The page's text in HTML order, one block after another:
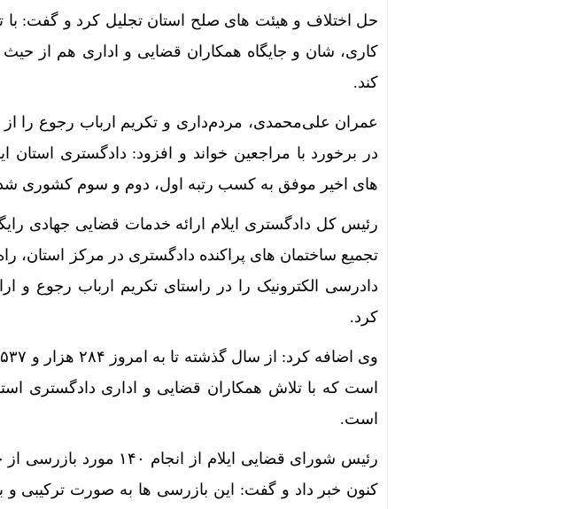
حل اختلاف و هیئت های صلح استان تجلیل کرد و گفت:
کاری، شان و جایگاه همکاران قضایی و اداری هم از حیث
کند.
عمران علی‌محمدی، مردم‌داری و تکریم ارباب رجوع را
در برخورد با مراجعین خواند و افزود: دادگستری
های اخیر موفق به کسب رتبه اول، دوم و سوم کشوری
رئیس کل دادگستری ایلام ارائه خدمات قضایی جهادی
تجمیع ساختمان های پراکنده دادگستری در مرکز استان،
دادرسی الکترونیک را در راستای تکریم ارباب رجوع و
کرد.
است.
رئیس شورای قضایی ایلام
کنون خبر داد و گفت: این بازرسی ها به صورت ترکیبی